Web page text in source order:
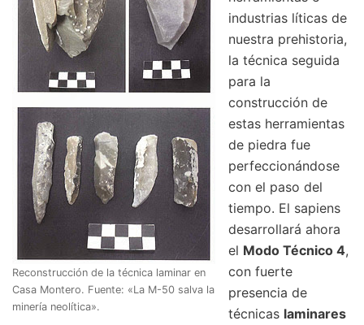
Reconstrucción de la técnica laminar en
Casa Montero. Fuente: «La M-50 salva la
minería neolítica».
industrias líticas de
nuestra prehistoria,
la técnica seguida
para la
construcción de
estas herramientas
de piedra fue
perfeccionándose
con el paso del
tiempo. El sapiens
desarrollará ahora
el Modo Técnico 4,
con fuerte
presencia de
técnicas laminares